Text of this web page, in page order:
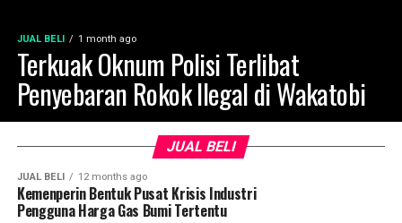
JUAL BELI 1 month ago
Terkuak Oknum Polisi Terlibat
Penyebaran Rokok Ilegal di Wakatobi
JUAL BELI
JUAL BELI 12 months ago
Kemenperin Bentuk Pusat Krisis Industri
Pengguna Harga Gas Bumi Tertentu